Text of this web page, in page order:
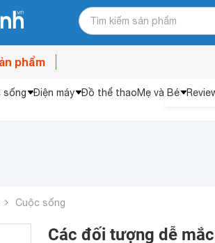
phẩm
sống Điện máy Đồ thể thaoMẹ và Bé
Cuộc sống
Các đối tượng dễ